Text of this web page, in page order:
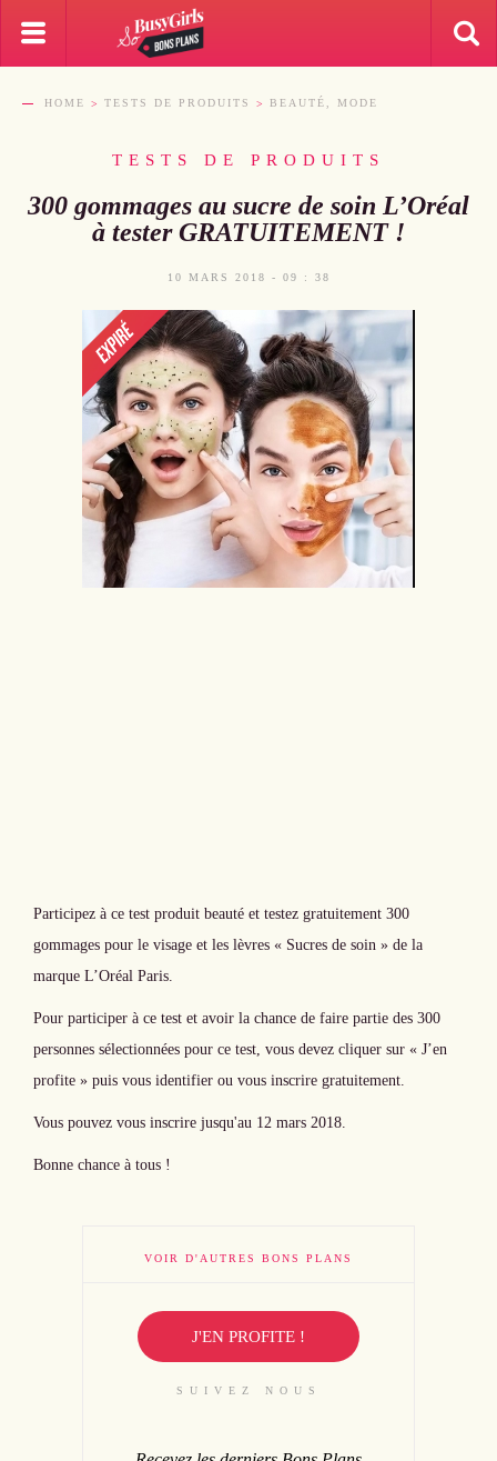
HOME TESTS DE PRODUITS BEAUTÉ, MODE
TESTS DE PRODUITS
300 gommages au sucre de soin L’Oréal
à tester GRATUITEMENT !
10 MARS 2018 - 09 : 38
Participez à ce test produit beauté et testez gratuitement 300
gommages pour le visage et les lèvres « Sucres de soin » de la
marque L’Oréal Paris.
Pour participer à ce test et avoir la chance de faire partie des 300
personnes sélectionnées pour ce test, vous devez cliquer sur « J’en
profite » puis vous identifier ou vous inscrire gratuitement.
Vous pouvez vous inscrire jusqu'au 12 mars 2018.
Bonne chance à tous !
VOIR D'AUTRES BONS PLANS
J'EN PROFITE !
SUIVEZ NOUS